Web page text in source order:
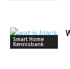
Smart Home
Kennisbank